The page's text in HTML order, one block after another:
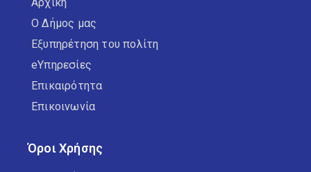
Ο Δήμος μας
Εξυπηρέτηση του πολίτη
eΥπηρεσίες
Επικαιρότητα
Επικοινωνία
Όροι Χρήσης